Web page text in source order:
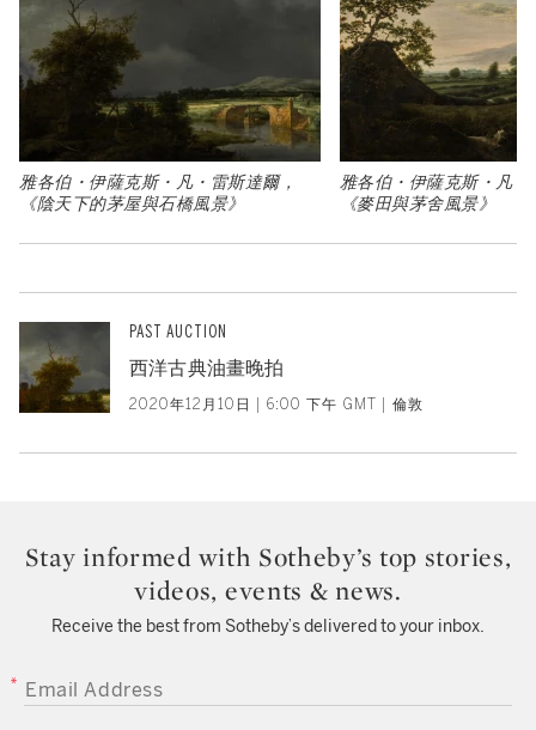
Type: art
雅各伯・伊薩克斯・凡・雷斯達爾，
《陰天下的茅屋與石橋風景》
Type: art
雅各伯・伊薩克斯・凡・
《麥田與茅舍風景》
PAST AUCTION
西洋古典油畫晚拍
2020年12月10日 | 6:00 下午 GMT | 倫敦
Stay informed with Sotheby’s top stories,
videos, events & news.
Receive the best from Sotheby’s delivered to your inbox.
EMAIL ADDRESS